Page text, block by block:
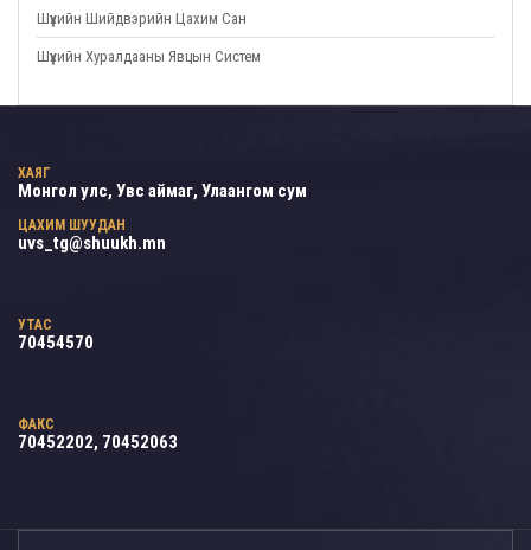
Шүүхийн Шийдвэрийн Цахим Сан
Шүүхийн Хуралдааны Явцын Систем
ХАЯГ
Монгол улс, Увс аймаг, Улаангом сум
ЦАХИМ ШУУДАН
uvs_tg@shuukh.mn
УТАС
70454570
ФАКС
70452202, 70452063